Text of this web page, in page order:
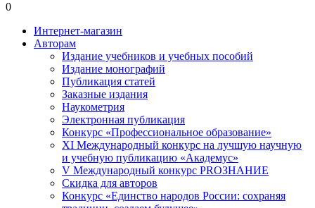
0
Интернет-магазин
Авторам
Издание учебников и учебных пособий
Издание монографий
Публикация статей
Заказные издания
Наукометрия
Электронная публикация
Конкурс «Профессиональное образование»
XI Международный конкурс на лучшую научную
и учебную публикацию «Академус»
V Международный конкурс PROЗНАНИЕ
Скидка для авторов
Конкурс «Единство народов России: сохраняя